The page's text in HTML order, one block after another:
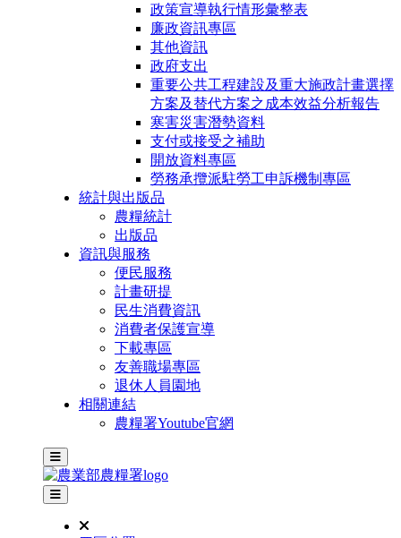
政策宣導執行情形彙整表
廉政資訊專區
其他資訊
政府支出
重要公共工程建設及重大施政計畫選擇
方案及替代方案之成本效益分析報告
寒害災害潛勢資料
支付或接受之補助
開放資料專區
勞務承攬派駐勞工申訴機制專區
統計與出版品
農糧統計
出版品
資訊與服務
便民服務
計畫研提
民生消費資訊
消費者保護宣導
下載專區
友善職場專區
退休人員園地
相關連結
農糧署Youtube官網
主選單
其他網站選單